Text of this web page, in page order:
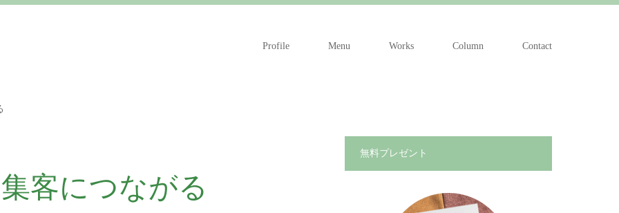
Profile Menu Works Column Contact
客につながる
無料プレゼント